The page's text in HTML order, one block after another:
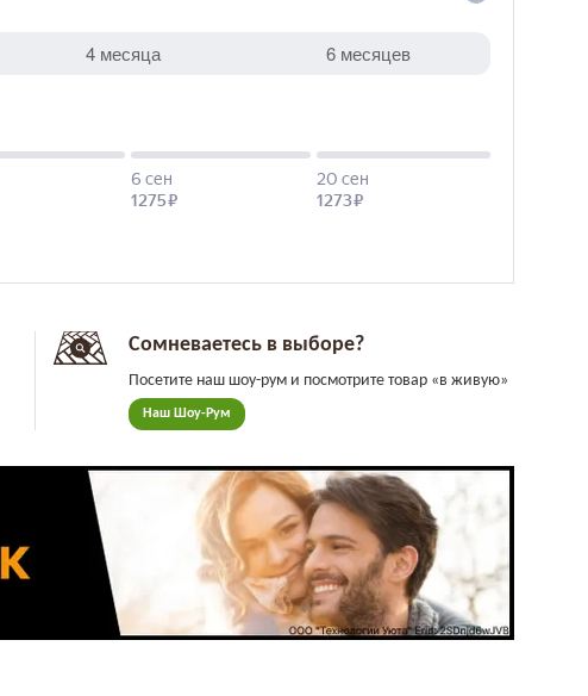
Сомневаетесь в выборе?
Посетите наш шоу-рум и посмотрите товар «в живую»
Наш Шоу-Рум